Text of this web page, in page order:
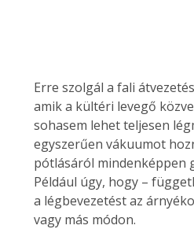
Erre szolgál a fali
amik a kültéri levegő
sohasem lehet teljesen
egyszerűen vákuumot
pótlásáról mindenképpen
Például úgy, hogy –
a légbevezetést az
vagy más módon.